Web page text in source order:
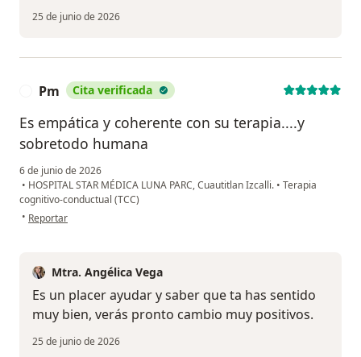
25 de junio de 2026
Pm Cita verificada
Es empática y coherente con su terapia....y
sobretodo humana
6 de junio de 2026
• HOSPITAL STAR MÉDICA LUNA PARC, Cuautitlan Izcalli. • Terapia
cognitivo-conductual (TCC)
• en opinión del usuario Pm
Reportar
Mtra. Angélica Vega
Es un placer ayudar y saber que ta has sentido
muy bien, verás pronto cambio muy positivos.
25 de junio de 2026